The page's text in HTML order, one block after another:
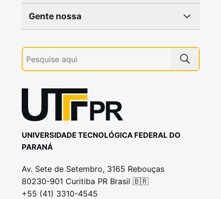
Gente nossa
UNIVERSIDADE TECNOLÓGICA FEDERAL DO
PARANÁ
Av. Sete de Setembro, 3165 Rebouças
80230-901 Curitiba PR Brasil 🇧🇷
+55 (41) 3310-4545